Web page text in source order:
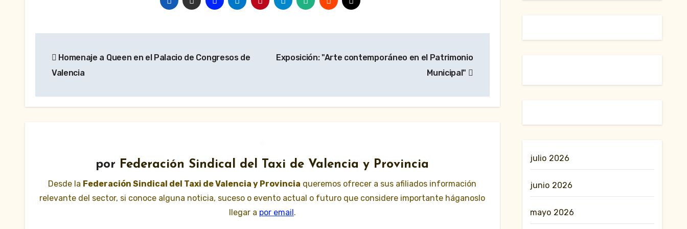
de Homenaje a Queen en el Palacio de Congresos de
Valencia
Exposición: "Arte contemporáneo en el Patrimonio
Municipal"
por Federación Sindical del Taxi de Valencia y Provincia
Desde la Federación Sindical del Taxi de Valencia y Provincia queremos ofrecer a sus afiliados información
relevante del sector, si conoce alguna noticia, suceso o evento actual o futuro que considere importante háganoslo
llegar a por email.
julio 2026
junio 2026
mayo 2026